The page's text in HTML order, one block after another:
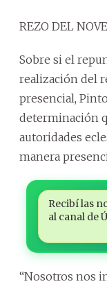
REZO DEL
Sobre si el
realización del
presencial,
determinación
autoridades
manera
Recibí las
al canal de
“Nosotros nos